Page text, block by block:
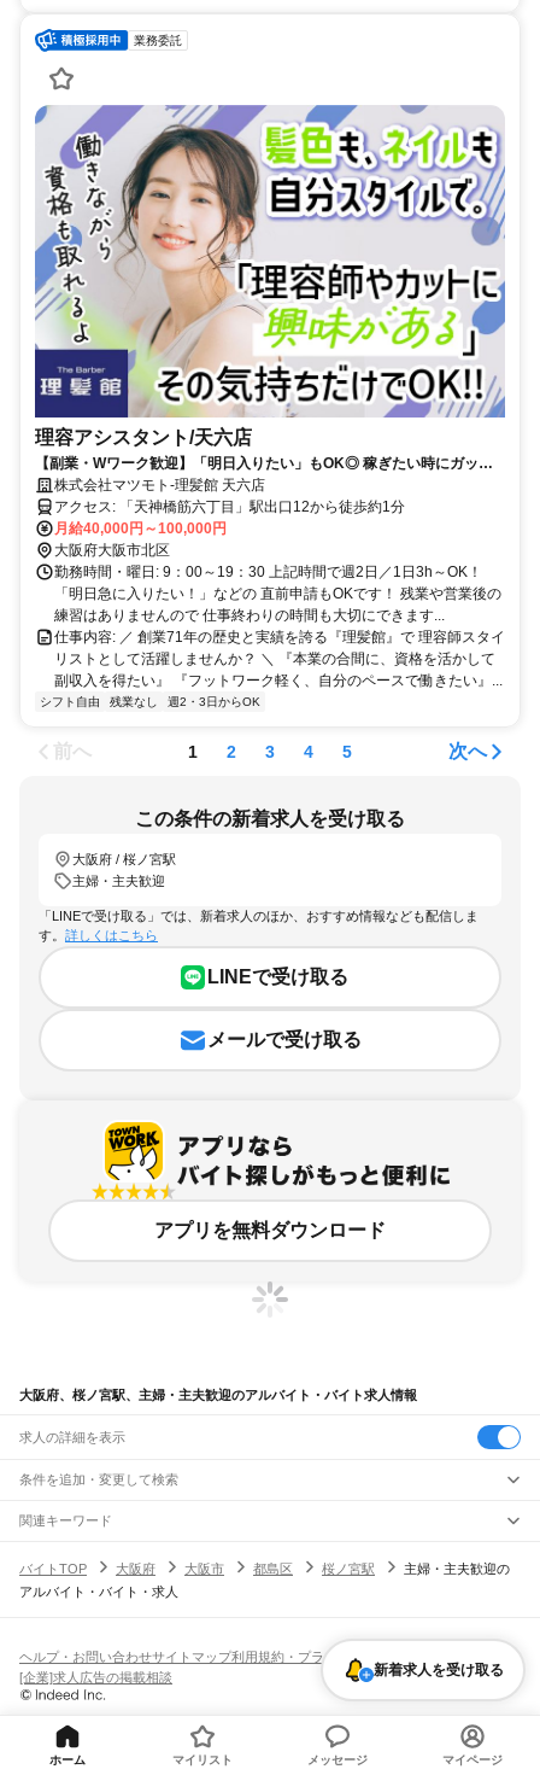
業務委託
理容アシスタント/天六店
【副業・Wワーク歓迎】「明日入りたい」もOK◎ 稼ぎたい時にガッツ
リ稼ぐ！子育て後の本格復帰も大歓迎！週2日～OK
株式会社マツモト-理髪館 天六店
アクセス: 「天神橋筋六丁目」駅出口12から徒歩約1分
月給40,000円～100,000円
大阪府大阪市北区
勤務時間・曜日: 9：00～19：30 上記時間で週2日／1日3h～OK！
「明日急に入りたい！」などの 直前申請もOKです！ 残業や営業後の
練習はありませんので 仕事終わりの時間も大切にできます...
仕事内容: ／ 創業71年の歴史と実績を誇る『理髪館』で 理容師スタイ
リストとして活躍しませんか？ ＼ 『本業の合間に、資格を活かして
副収入を得たい』 『フットワーク軽く、自分のペースで働きたい』...
シフト自由 残業なし 週2・3日からOK
前へ 1 2 3 4 5 次へ
この条件の新着求人を受け取る
大阪府 / 桜ノ宮駅
主婦・主夫歓迎
「LINEで受け取る」では、新着求人のほか、おすすめ情報なども配信しま
す。 詳しくはこちら
LINEで受け取る
メールで受け取る
アプリを無料ダウンロード
大阪府、桜ノ宮駅、主婦・主夫歓迎のアルバイト・バイト求人情報
求人の詳細を表示
条件を追加・変更して検索
市区町村を追加・変更
大阪府すべて
大阪市 すべて
平野区北区中央区
堺市すべて
堺区 中区
岸和田市 吹田市 貝塚市
茨木市
八尾市
富田林市寝屋川市 河内長野市 松原市大東市
箕面市
駅を追加・変更
JR神戸線(大阪～神戸)
大阪駅 塚本駅
大和路線
河内堅上駅
柏原駅志紀駅 久宝寺駅 加美駅
東部市場前駅
ＪＲ難波駅
職種を追加・変更
飲食・フードサービスすべて
ホールスタッフキッチンスタッフ 精肉・鮮魚加工給食調理
パン屋（ベーカリー）
バー（BAR）・バーテンダー
営業・販売
営業・販売
人気
日払いOK高校生歓迎 髪型・髪色自由
勤務期間
短期単発・1日OK
期間限定（春夏冬休み等）
雇用形態を追加・変更
正社員
契約社員
都道府県を変更
関連キーワード
バイトTOP
大阪府 大阪市 都島区 桜ノ宮駅
主婦・主夫歓迎の
アルバイト・バイト・求人
新着求人を受け取る
ヘルプ・お問い合わせサイトマップ利用規約・プライバシーポリシー
[企業]求人広告の掲載相談
ホーム マイリスト メッセージ マイページ